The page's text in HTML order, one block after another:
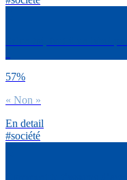
57%
« Non »
En detail
#société